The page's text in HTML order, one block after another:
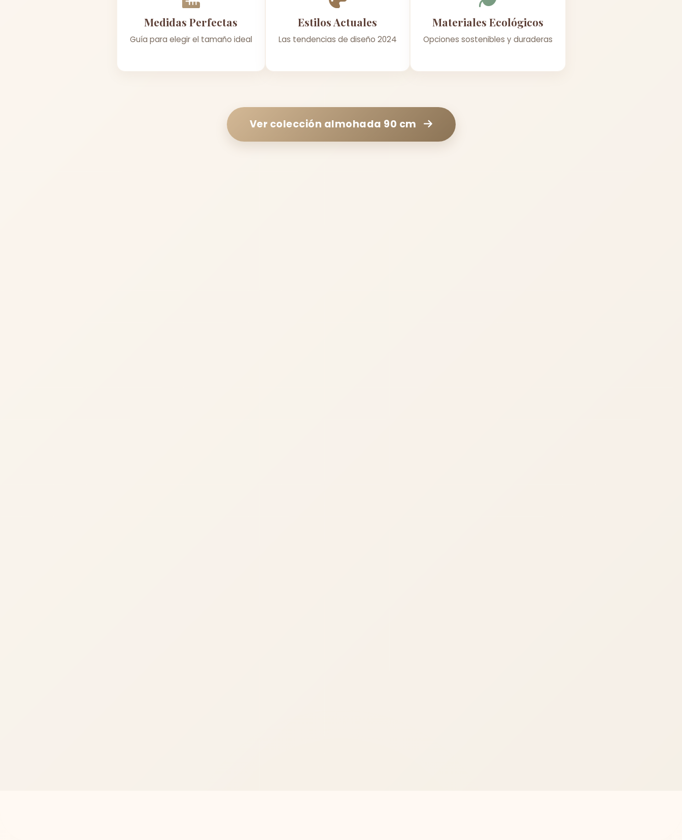
Medidas Perfectas
Guía para elegir el tamaño ideal
Estilos Actuales
Las tendencias de diseño 2024
Materiales Ecológicos
Opciones sostenibles y duraderas
Ver colección almohada 90 cm